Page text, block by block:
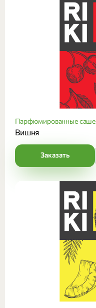
Парфюмированные саше
Вишня
Заказать